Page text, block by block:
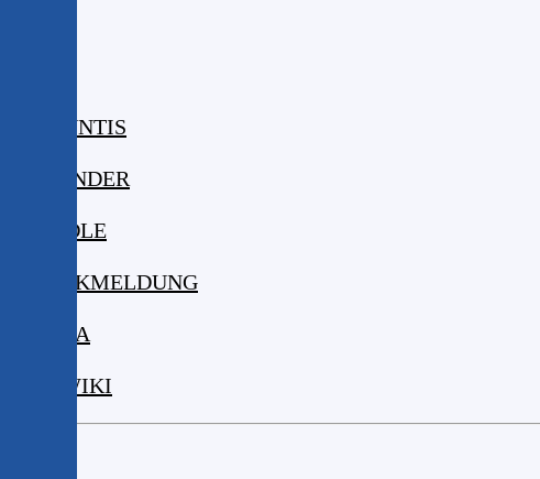
WEBUNTIS
KALENDER
MOODLE
KRANKMELDUNG
MENSA
DIGIWIKI